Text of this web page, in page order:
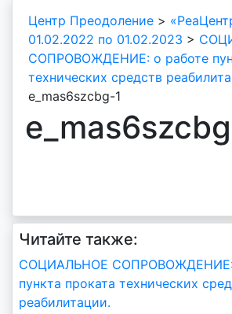
Центр Преодоление >
01.02.2022 по 01.02.2023 >
СОПРОВОЖДЕНИЕ: о работе
технических средств
e_mas6szcbg-1
Читайте также:
Навигация
по
СОЦИАЛЬНОЕ СОПРОВОЖДЕНИЕ:
пункта проката технических
реабилитации.